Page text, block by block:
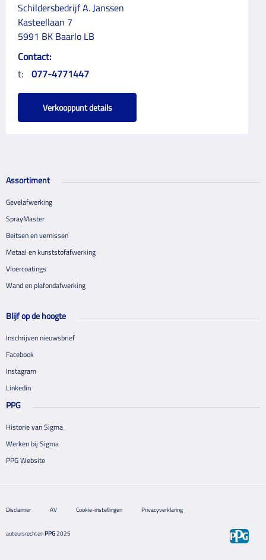
Schildersbedrijf A. Janssen
Kasteellaan 7
5991 BK Baarlo LB
Contact:
t: 077-4771447
Verkooppunt details
Assortiment
Gevelafwerking
SprayMaster
Beitsen en vernissen
Metaal en kunststofafwerking
Vloercoatings
Wand en plafondafwerking
Blijf op de hoogte
Inschrijven nieuwsbrief
Facebook
Instagram
Linkedin
PPG
Historie van Sigma
Werken bij Sigma
PPG Website
Disclaimer AV Cookie-instellingen Privacyverklaring
auteursrechtenPPG2025